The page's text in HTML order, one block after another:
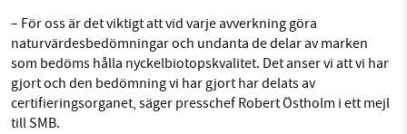
– För oss är det viktigt att vid varje avverkning göra
naturvärdesbedömningar och undanta de delar av marken
som bedöms hålla nyckelbiotopskvalitet. Det anser vi att vi har
gjort och den bedömning vi har gjort har delats av
certifieringsorganet, säger presschef Robert Östholm i ett mejl
till SMB.